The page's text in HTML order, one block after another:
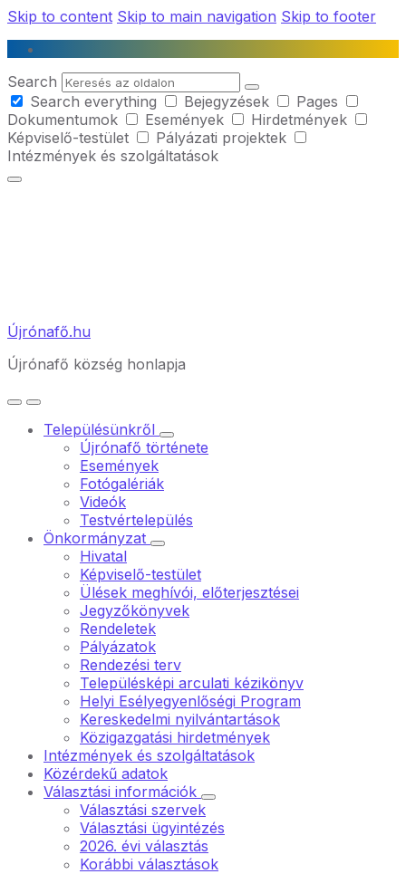
Skip to content Skip to main navigation Skip to footer
Search
Search everything
Bejegyzések
Pages
Dokumentumok
Események
Hirdetmények
Képviselő-testület
Pályázati projektek
Intézmények és szolgáltatások
Újrónafő.hu
Újrónafő község honlapja
Településünkről
Újrónafő története
Események
Fotógalériák
Videók
Testvértelepülés
Önkormányzat
Hivatal
Képviselő-testület
Ülések meghívói, előterjesztései
Jegyzőkönyvek
Rendeletek
Pályázatok
Rendezési terv
Településképi arculati kézikönyv
Helyi Esélyegyenlőségi Program
Kereskedelmi nyilvántartások
Közigazgatási hirdetmények
Intézmények és szolgáltatások
Közérdekű adatok
Választási információk
Választási szervek
Választási ügyintézés
2026. évi választás
Korábbi választások